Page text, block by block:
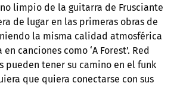
limpio de la guitarra de Frusciante
de lugar en las primeras obras de
la misma calidad atmosférica
canciones como ‘A Forest’. Red
pueden tener su camino en el funk
que quiera conectarse con sus